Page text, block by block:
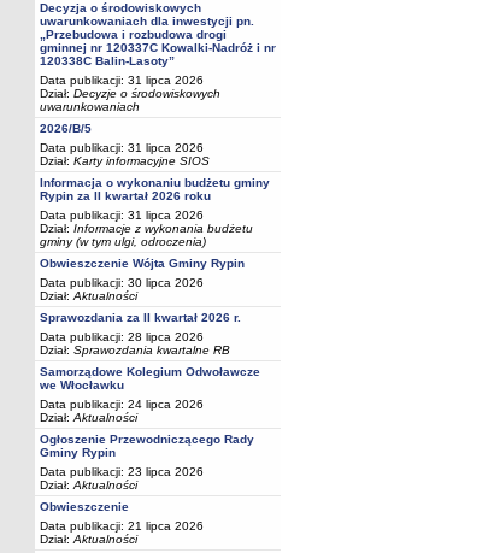
Decyzja o środowiskowych
uwarunkowaniach dla inwestycji pn.
„Przebudowa i rozbudowa drogi
gminnej nr 120337C Kowalki-Nadróż i nr
120338C Balin-Lasoty”
Data publikacji: 31 lipca 2026
Dział: Decyzje o środowiskowych
uwarunkowaniach
2026/B/5
Data publikacji: 31 lipca 2026
Dział: Karty informacyjne SIOS
Informacja o wykonaniu budżetu gminy
Rypin za II kwartał 2026 roku
Data publikacji: 31 lipca 2026
Dział: Informacje z wykonania budżetu
gminy (w tym ulgi, odroczenia)
Obwieszczenie Wójta Gminy Rypin
Data publikacji: 30 lipca 2026
Dział: Aktualności
Sprawozdania za II kwartał 2026 r.
Data publikacji: 28 lipca 2026
Dział: Sprawozdania kwartalne RB
Samorządowe Kolegium Odwoławcze
we Włocławku
Data publikacji: 24 lipca 2026
Dział: Aktualności
Ogłoszenie Przewodniczącego Rady
Gminy Rypin
Data publikacji: 23 lipca 2026
Dział: Aktualności
Obwieszczenie
Data publikacji: 21 lipca 2026
Dział: Aktualności